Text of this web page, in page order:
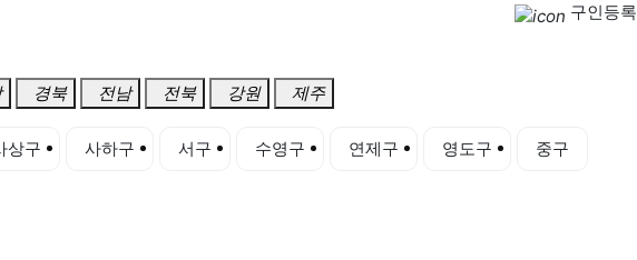
구인등록
경북 전남 전북 강원 제주
상구 사하구 서구 수영구 연제구 영도구 중구